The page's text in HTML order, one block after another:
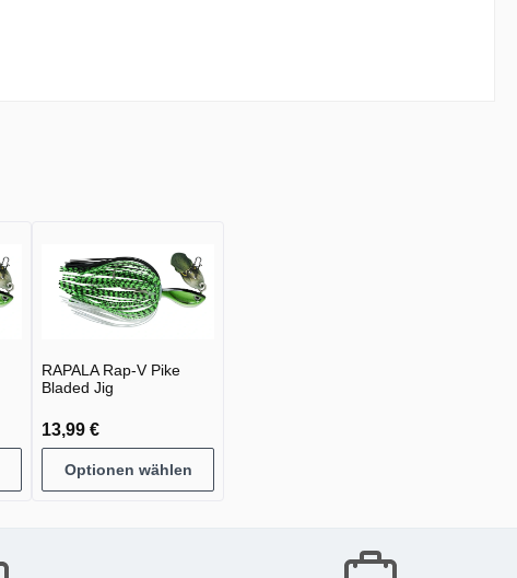
RAPALA Rap-V Pike
Bladed Jig
13,99 €
Optionen wählen